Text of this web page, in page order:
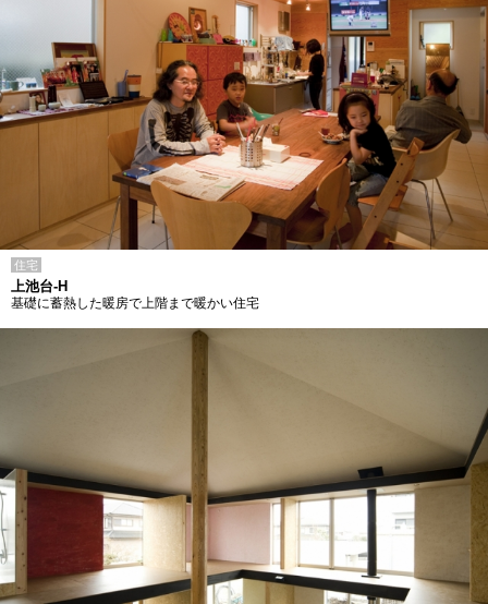
住宅
上池台-H
基礎に蓄熱した暖房で上階まで暖かい住宅